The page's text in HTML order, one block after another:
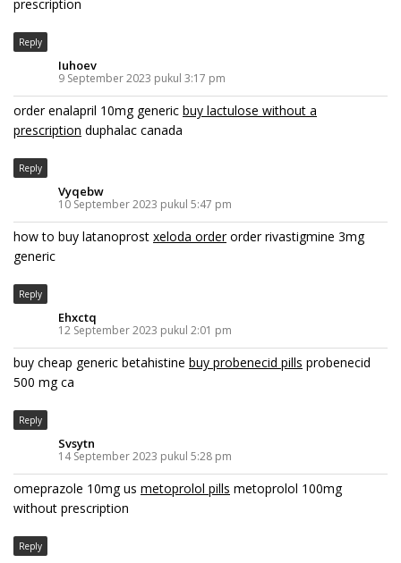
prescription
Reply
Iuhoev
9 September 2023 pukul 3:17 pm
order enalapril 10mg generic buy lactulose without a
prescription duphalac canada
Reply
Vyqebw
10 September 2023 pukul 5:47 pm
how to buy latanoprost xeloda orderorder rivastigmine 3mg
generic
Reply
Ehxctq
12 September 2023 pukul 2:01 pm
buy cheap generic betahistine buy probenecid pills probenecid
500 mg ca
Reply
Svsytn
14 September 2023 pukul 5:28 pm
omeprazole 10mg us metoprolol pills metoprolol 100mg
without prescription
Reply